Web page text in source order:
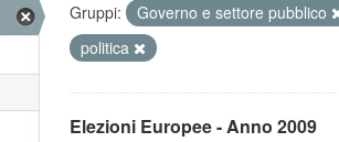
Gruppi: Governo e settore pubblico
politica
Elezioni Europee - Anno 2009